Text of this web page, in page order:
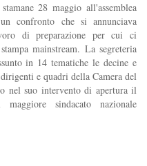
28 maggio all'assemblea
confronto che si annunciava
di preparazione per cui ci
mainstream. La segreteria
in 14 tematiche le decine e
e quadri della Camera del
nel suo intervento di apertura il
sindacato nazionale